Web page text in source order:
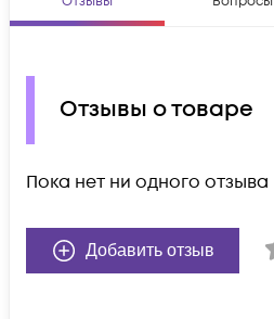
Отзывы о товаре
Пока нет ни одного отзыва
Добавить отзыв